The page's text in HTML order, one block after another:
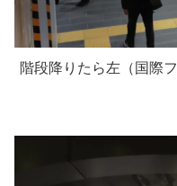
階段降りたら左（国際